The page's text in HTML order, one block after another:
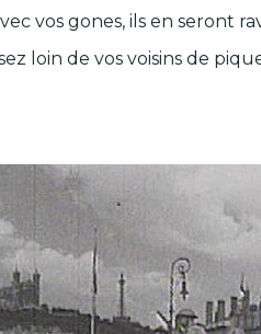
vos gones, ils en seront
loin de vos voisins de